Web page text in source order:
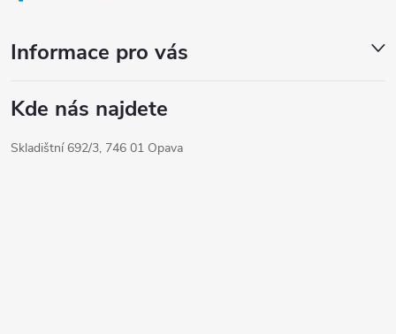
Informace pro vás
Kde nás najdete
Skladištní 692/3, 746 01 Opava